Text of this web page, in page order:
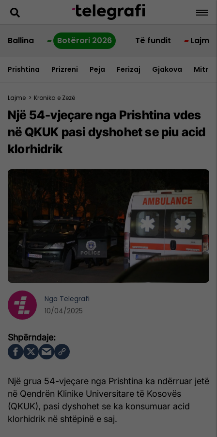
Ballina Botërori 2026 Të fundit Lajme
Prishtina Prizreni Peja Ferizaj Gjakova
Lajme > Kronika e Zezë
Një 54-vjeçare nga Prishtina vdes
në QKUK pasi dyshohet se piu acid
klorhidrik
Një grua 54-vjeçare nga Prishtina ka ndërruar jetë
në Qendrën Klinike Universitare të Kosovës
(QKUK), pasi dyshohet se ka konsumuar acid
klorhidrik në shtëpinë e saj.
Nga Telegrafi
10/04/2025